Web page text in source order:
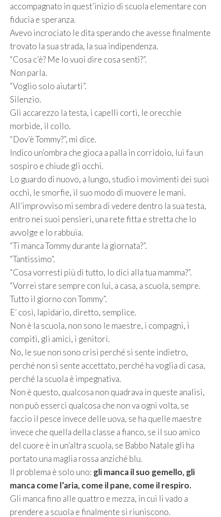
accompagnato in quest’inizio di scuola elementare con
fiducia e speranza.
Avevo incrociato le dita sperando che avesse finalmente
trovato la sua strada, la sua indipendenza.
“Cosa c’è? Me lo vuoi dire cosa senti?”.
Non parla.
“Voglio solo aiutarti”.
Silenzio.
Gli accarezzo la testa, i capelli corti, le orecchie
morbide, il collo.
“Dov’è Tommy?”, mi dice.
Indico un’ombra che gioca a palla in corridoio, lui fa un
sospiro e chiude gli occhi.
Lo guardo di nuovo, a lungo, studio i movimenti dei suoi
occhi, le smorfie, il suo modo di muovere le mani.
All’improvviso mi sembra di vedere dentro la sua testa,
entro nei suoi pensieri, una rete fitta e stretta che lo
avvolge e lo rabbuia.
“Ti manca Tommy durante la giornata?”.
“Tantissimo”.
“Cosa vorresti più di tutto, lo dici alla tua mamma?”.
“Vorrei stare sempre con lui, a casa, a scuola, sempre.
Tutto il giorno con Tommy”.
E’ così, lapidario, diretto, semplice.
Non è la scuola, non sono le maestre, i compagni, i
compiti, gli amici, i genitori.
No, le sue non sono crisi perché si sente indietro,
perché non si sente accettato, perché ha voglia di casa,
perché la scuola è impegnativa.
Non è questo, qualcosa non quadrava in queste analisi,
non può esserci qualcosa che non va ogni volta, se
faccio il pesce invece delle uova, se ha quelle maestre
invece che quella della classe a fianco, se il suo amico
del cuore è in un’altra scuola, se Babbo Natale gli ha
portato una maglia rossa anziché blu.
Il problema è solo uno: gli manca il suo gemello, gli
manca come l’aria, come il pane, come il respiro.
Gli manca fino alle quattro e mezza, in cui li vado a
prendere a scuola e finalmente si riuniscono.